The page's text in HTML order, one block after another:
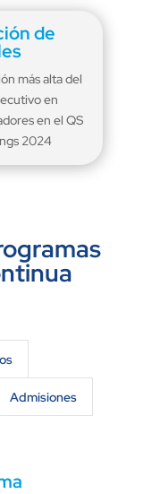
de
más alta del
en
en el QS
2024
Admisiones